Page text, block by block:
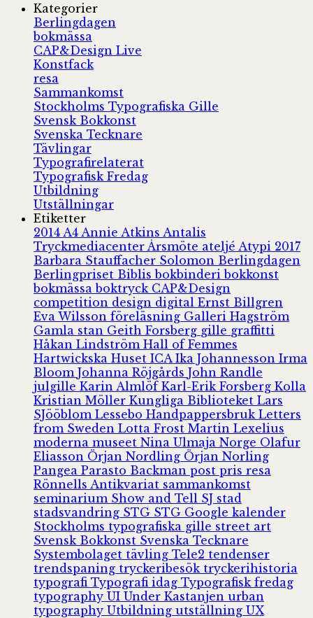
Kategorier
Berlingdagen
bokmässa
CAP&Design Live
Konstfack
resa
Sammankomst
Stockholms Typografiska Gille
Svensk Bokkonst
Svenska Tecknare
Tävlingar
Typografirelaterat
Typografisk Fredag
Utbildning
Utställningar
Etiketter
2014 A4 Annie Atkins Antalis
Tryckmediacenter Årsmöte ateljé Atypi 2017
Barbara Stauffacher Solomon Berlingdagen
Berlingpriset Biblisbokbinderibokkonst
bokmässaboktryck CAP&Design
competition design digital Ernst Billgren
Eva Wilsson föreläsning Galleri Hagström
Gamla stan Geith Forsberg gille graffitti
Håkan Lindström Hall of Femmes
Hartwickska Huset ICA Ika Johannesson Irma
Bloom Johanna Röjgårds John Randle
julgille Karin Almlöf Karl-Erik Forsberg Kolla
Kristian Möller Kungliga Biblioteket Lars
SJööblom Lessebo Handpappersbruk Letters
from Sweden Lotta Frost Martin Lexelius
moderna museet Nina Ulmaja Norge Olafur
Eliasson Örjan Nordling Örjan Norling
Pangea Parasto Backman post pris resa
Rönnells Antikvariat sammankomst
seminarium Show and Tell SJ stad
stadsvandring STG STG Google kalender
Stockholms typografiska gille street art
Svensk Bokkonst Svenska Tecknare
Systembolaget tävling Tele2 tendenser
trendspaning tryckeribesök tryckerihistoria
typografi Typografi idag Typografisk fredag
typography UI Under Kastanjen urban
typography Utbildning utställning UX